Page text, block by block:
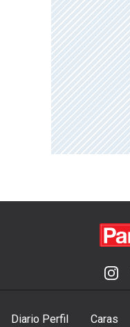
Diario Perfil Caras